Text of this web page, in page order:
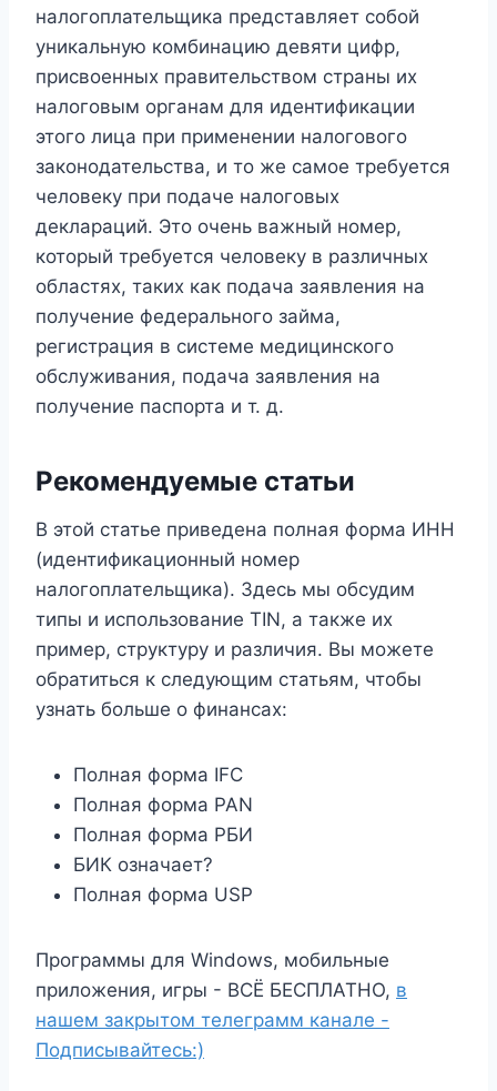
налогоплательщика представляет собой
уникальную комбинацию девяти цифр,
присвоенных правительством страны их
налоговым органам для идентификации
этого лица при применении налогового
законодательства, и то же самое требуется
человеку при подаче налоговых
деклараций. Это очень важный номер,
который требуется человеку в различных
областях, таких как подача заявления на
получение федерального займа,
регистрация в системе медицинского
обслуживания, подача заявления на
получение паспорта и т. д.
Рекомендуемые статьи
В этой статье приведена полная форма ИНН
(идентификационный номер
налогоплательщика). Здесь мы обсудим
типы и использование TIN, а также их
пример, структуру и различия. Вы можете
обратиться к следующим статьям, чтобы
узнать больше о финансах:
Полная форма IFC
Полная форма PAN
Полная форма РБИ
БИК означает?
Полная форма USP
Программы для Windows, мобильные
приложения, игры - ВСЁ БЕСПЛАТНО, в
нашем закрытом телеграмм канале -
Подписывайтесь:)